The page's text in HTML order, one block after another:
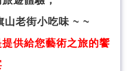
山老街小吃味 ~ ~
供給您藝術之旅的饗